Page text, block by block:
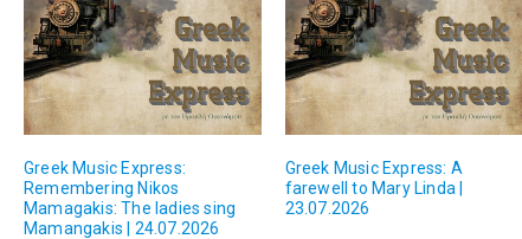
Greek Music Express:
Remembering Nikos
Mamagakis: The ladies sing
Mamangakis | 24.07.2026
Greek Music Express: A
farewell to Mary Linda |
23.07.2026